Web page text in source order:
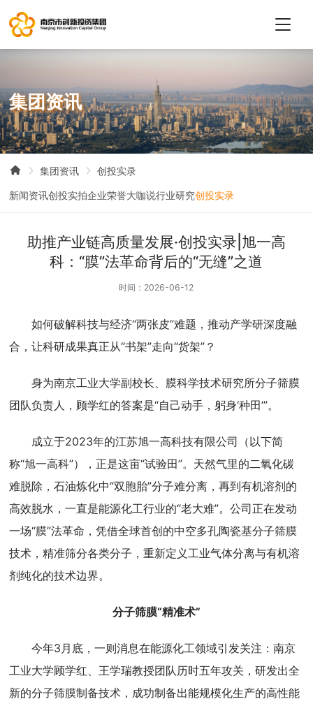
集团资讯
集团资讯 创投实录
新闻资讯创投实拍企业荣誉大咖说行业研究创投实录
助推产业链高质量发展·创投实录|旭一高
科：“膜”法革命背后的“无缝”之道
时间：2026-06-12
如何破解科技与经济“两张皮”难题，推动产学研深度融
合，让科研成果真正从“书架”走向“货架”？
身为南京工业大学副校长、膜科学技术研究所分子筛膜
团队负责人，顾学红的答案是“自己动手，躬身‘种田’”。
成立于2023年的江苏旭一高科技有限公司（以下简
称“旭一高科”），正是这亩“试验田”。天然气里的二氧化碳
难脱除，石油炼化中“双胞胎”分子难分离，再到有机溶剂的
高效脱水，一直是能源化工行业的“老大难”。公司正在发动
一场“膜”法革命，凭借全球首创的中空多孔陶瓷基分子筛膜
技术，精准筛分各类分子，重新定义工业气体分离与有机溶
剂纯化的技术边界。
分子筛膜“精准术”
今年3月底，一则消息在能源化工领域引发关注：南京
工业大学顾学红、王学瑞教授团队历时五年攻关，研发出全
新的分子筛膜制备技术，成功制备出能规模化生产的高性能